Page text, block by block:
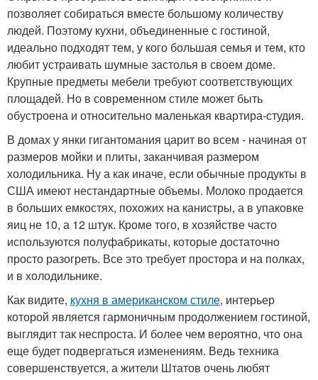
позволяет собираться вместе большому количеству
людей. Поэтому кухни, объединенные с гостиной,
идеально подходят тем, у кого большая семья и тем, кто
любит устраивать шумные застолья в своем доме.
Крупные предметы мебели требуют соответствующих
площадей. Но в современном стиле может быть
обустроена и относительно маленькая квартира-студия.
В домах у янки гигантомания царит во всем - начиная от
размеров мойки и плиты, заканчивая размером
холодильника. Ну а как иначе, если обычные продукты в
США имеют нестандартные объемы. Молоко продается
в больших емкостях, похожих на канистры, а в упаковке
яиц не 10, а 12 штук. Кроме того, в хозяйстве часто
используются полуфабрикаты, которые достаточно
просто разогреть. Все это требует простора и на полках,
и в холодильнике.
Как видите, кухня в американском стиле, интерьер
которой является гармоничным продолжением гостиной,
выглядит так неспроста. И более чем вероятно, что она
еще будет подвергаться изменениям. Ведь техника
совершенствуется, а жители Штатов очень любят